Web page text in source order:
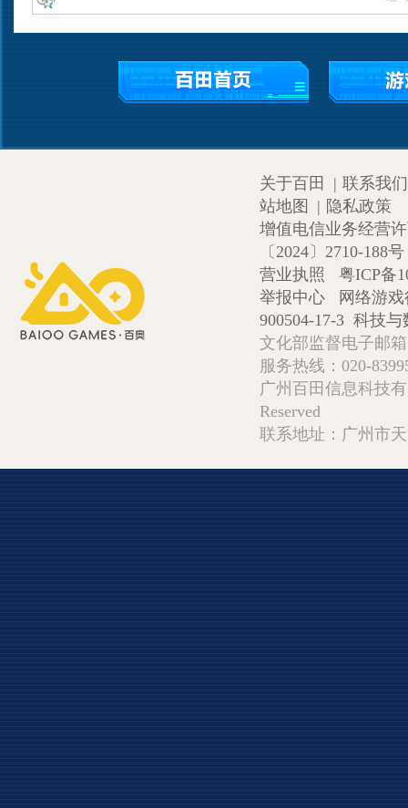
关于百田 | 联系我们
站地图
| 隐私政策
增值电信业务经营
〔2024〕2710-188号
营业执照
粤ICP备
举报中心
网络游
900504-17-3 科技与
文化部监督电子邮
服务热线：020-
广州百田信息科技
Reserved
联系地址：广州市